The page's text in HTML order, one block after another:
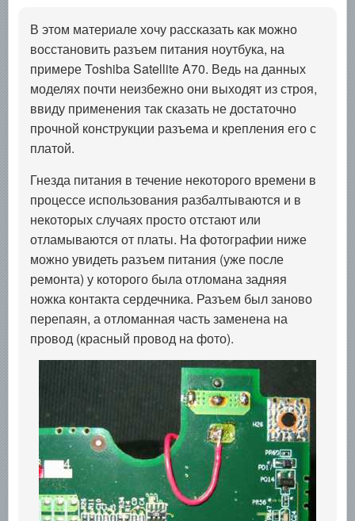
В этом материале хочу рассказать как можно
восстановить разъем питания ноутбука, на
примере Toshiba Satellite A70. Ведь на данных
моделях почти неизбежно они выходят из строя,
ввиду применения так сказать не достаточно
прочной конструкции разъема и крепления его с
платой.
Гнезда питания в течение некоторого времени в
процессе использования разбалтываются и в
некоторых случаях просто отстают или
отламываются от платы. На фотографии ниже
можно увидеть разъем питания (уже после
ремонта) у которого была отломана задняя
ножка контакта сердечника. Разъем был заново
перепаян, а отломанная часть заменена на
провод (красный провод на фото).